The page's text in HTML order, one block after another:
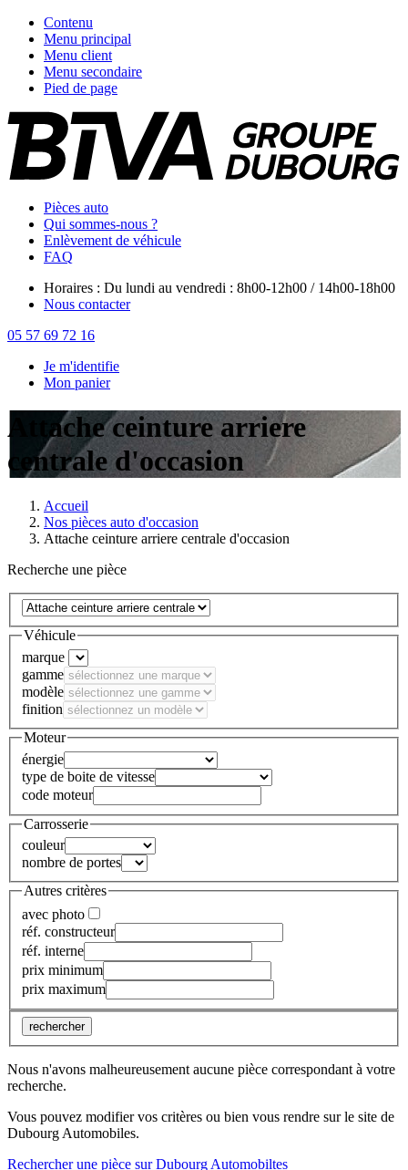
Contenu
Menu principal
Menu client
Menu secondaire
Pied de page
Pièces auto
Qui sommes-nous ?
Enlèvement de véhicule
FAQ
Horaires : Du lundi au vendredi : 8h00-12h00 / 14h00-18h00
Nous contacter
05 57 69 72 16
Je m'identifie
Mon panier
Attache ceinture arriere
centrale d'occasion
Accueil
Nos pièces auto d'occasion
Attache ceinture arriere centrale d'occasion
Recherche une pièce
Véhicule
marque
gamme
modèle
finition
Moteur
énergie
type de boite de vitesse
code moteur
Carrosserie
couleur
nombre de portes
Autres critères
avec photo
réf. constructeur
réf. interne
prix minimum
prix maximum
rechercher
Nous n'avons malheureusement aucune pièce correspondant à votre
recherche.
Vous pouvez modifier vos critères ou bien vous rendre sur le site de
Dubourg Automobiles.
Rechercher une pièce sur Dubourg Automobiltes